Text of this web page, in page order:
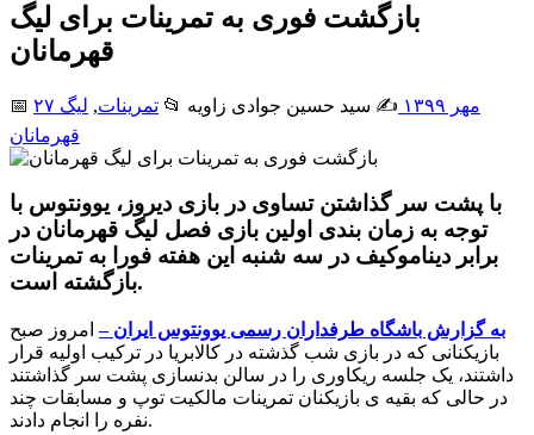
بازگشت فوری به تمرینات برای لیگ
قهرمانان
📅 ۲۷ مهر ۱۳۹۹ ✍️ سید حسین جوادی زاويه 📂 تمرینات, لیگ
قهرمانان
با پشت سر گذاشتن تساوی در بازی دیروز، یوونتوس با
توجه به زمان بندی اولین بازی فصل لیگ قهرمانان در
برابر دیناموکیف در سه شنبه این هفته فورا به تمرینات
بازگشته است.
به گزارش باشگاه طرفداران رسمی یوونتوس ایران –امروز صبح
بازیکنانی که در بازی شب گذشته در کالابریا در ترکیب اولیه قرار
داشتند، یک جلسه ریکاوری را در سالن بدنسازی پشت سر گذاشتند
در حالی که بقیه ی بازیکنان تمرینات مالکیت توپ و مسابقات چند
نفره را انجام دادند.